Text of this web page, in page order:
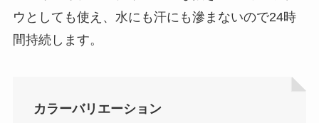
ウとしても使え、水にも汗にも滲まないので24時
間持続します。
カラーバリエーション